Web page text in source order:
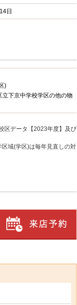
日
)
立下京中学校学区の他の物
区データ【2023年度】及び
域(学区)は毎年見直しの対